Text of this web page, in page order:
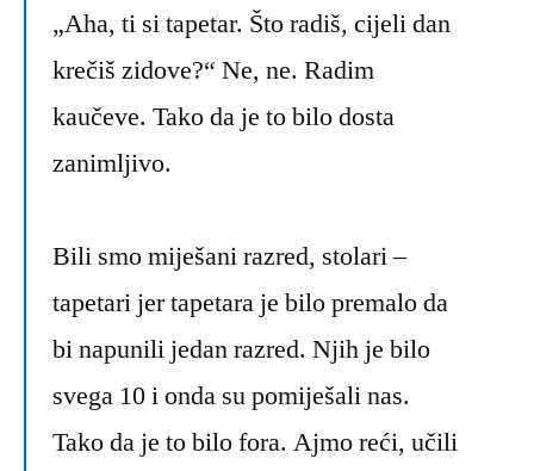
„Aha, ti si tapetar. Što radiš, cijeli dan
krečiš zidove?“ Ne, ne. Radim
kaučeve. Tako da je to bilo dosta
zanimljivo.
Bili smo miješani razred, stolari –
tapetari jer tapetara je bilo premalo da
bi napunili jedan razred. Njih je bilo
svega 10 i onda su pomiješali nas.
Tako da je to bilo fora. Ajmo reći, učili